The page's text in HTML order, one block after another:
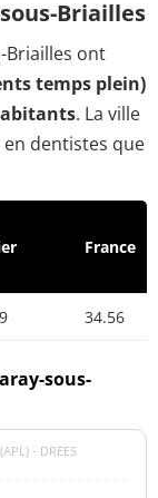
Briailles
Briailles ont
temps plein)
. La ville
dentistes que
France
34.56
sous-
- DREES